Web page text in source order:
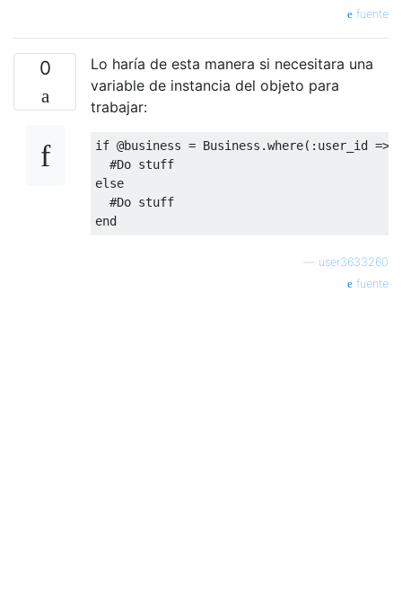
fuente
0
Lo haría de esta manera si necesitara una
variable de instancia del objeto para
trabajar:
if @business = Business.where( :user_id =>
#Do stuff
else
#Do stuff
end
user3633260
fuente